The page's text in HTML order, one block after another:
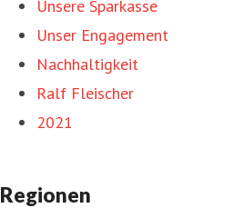
Unsere Sparkasse
Unser Engagement
Nachhaltigkeit
Ralf Fleischer
2021
Regionen